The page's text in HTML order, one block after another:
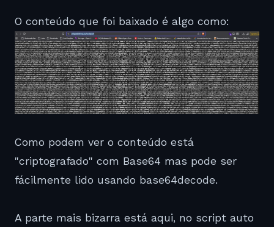
O conteúdo que foi baixado é algo como:
Como podem ver o conteúdo está
"criptografado" com Base64 mas pode ser
fácilmente lido usando base64decode.
A parte mais bizarra está aqui, no script auto